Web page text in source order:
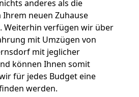
anderes als die
neuen Zuhause
Weiterhin verfügen wir über
mit Umzügen von
mit jeglicher
können Ihnen somit
für jedes Budget eine
werden.